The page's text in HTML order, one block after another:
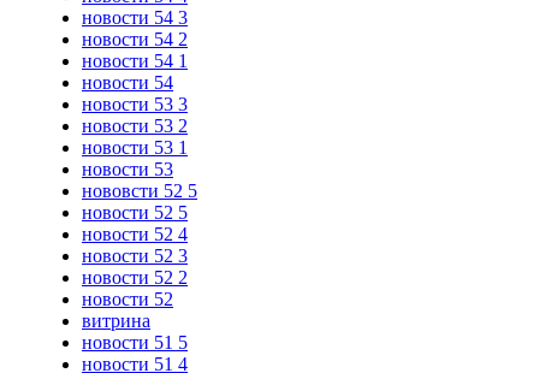
новости 54 3
новости 54 2
новости 54 1
новости 54
новости 53 3
новости 53 2
новости 53 1
новости 53
нововсти 52 5
новости 52 5
новости 52 4
новости 52 3
новости 52 2
новости 52
витрина
новости 51 5
новости 51 4